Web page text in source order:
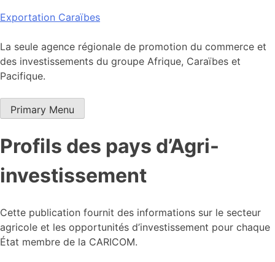
Skip
content
Exportation Caraïbes
La seule agence régionale de promotion du commerce et
des investissements du groupe Afrique, Caraïbes et
Pacifique.
Primary Menu
Profils des pays d’Agri-
investissement
Cette publication fournit des informations sur le secteur
agricole et les opportunités d’investissement pour chaque
État membre de la CARICOM.